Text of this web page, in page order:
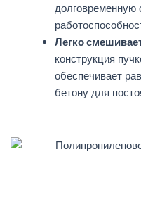
долговременную
Легко
конструкция
обеспечивает
бетону для